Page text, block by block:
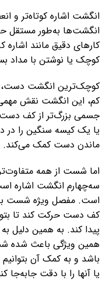
انگشت اشاره کوتاه‌تر و
انگشت‌ها به‌طور مستقل
کارهای دقیق مانند
کوچک یا نوشتن با مداد
کوچک‌ترین انگشت دست،
کم، این انگشت نقش
جسمی بزرگ‌تر از کف
یا یک کیسه سنگین را
ماندن دست کمک می‌کند.
اما شست از همه
سه‌چهارم انگشت اشاره
است. مفصل ویژه شست
کف دست حرکت کند تا
پیدا کند. به همین دلیل
همین ویژگی باعث
باشد و به کمک آن
یا آنها را با دقت جابه‌جا